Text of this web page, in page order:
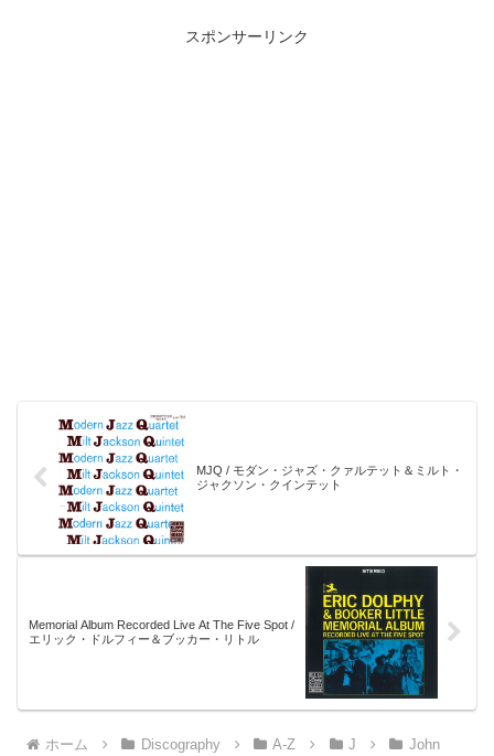
スポンサーリンク
MJQ / モダン・ジャズ・クァルテット＆ミルト・
ジャクソン・クインテット
Memorial Album Recorded Live At The Five Spot /
エリック・ドルフィー＆ブッカー・リトル
ホーム Discography A-Z J John